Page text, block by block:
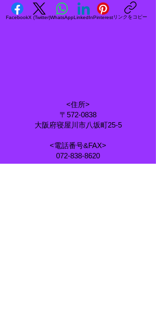
FacebookX (Twitter)WhatsAppLinkedInPinterestリンクをコピー
<住所>
〒572-0838
大阪府寝屋川市八坂町25-5
<電話番号&FAX>
072-838-8620